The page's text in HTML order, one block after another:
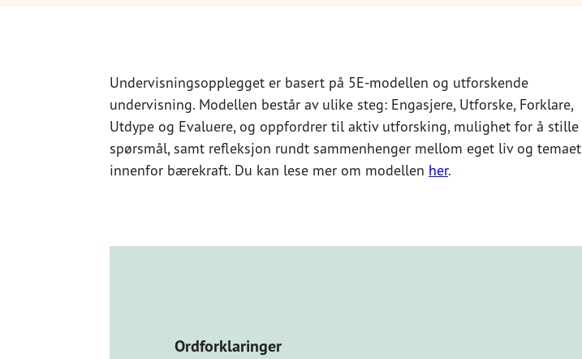
Undervisningsopplegget er basert på 5E-modellen og utforskende
undervisning. Modellen består av ulike steg: Engasjere, Utforske, Forklare,
Utdype og Evaluere, og oppfordrer til aktiv utforsking, mulighet for å stille
spørsmål, samt refleksjon rundt sammenhenger mellom eget liv og temaet
innenfor bærekraft. Du kan lese mer om modellen her.
Ordforklaringer